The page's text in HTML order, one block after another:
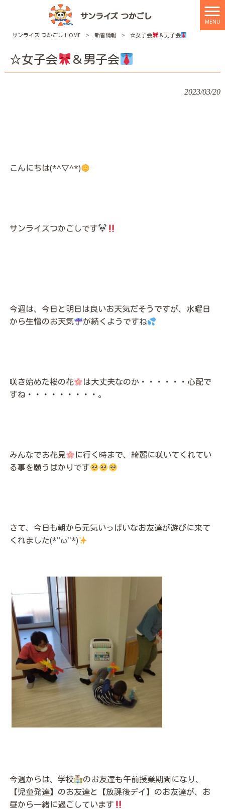
MENU
サンライズ つかごし HOME > 新着情報 > ☆女子会 ＆男子会
☆女子会 ＆男子会
2023/03/20
こんにちは(*^▽^*)
サンライズつかごしです
今週は、今日と明日は良いお天気だそうですが、水曜日
から生憎のお天気
が続くようですね
咲き始めた桜の花
は大丈夫なのか・・・・・・心配で
すね・・・・・・・・・。
みんなでお花見
に行く時まで、綺麗に咲いてくれてい
る事を願うばかりです
さて、今日も朝から元気いっぱいなお友達が遊びに来て
くれました(*''ω''*)
今週からは、学校
のお友達も午前授業期間になり、
【児童発達】のお友達と【放課後デイ】のお友達が、お
昼から一緒に過ごしています